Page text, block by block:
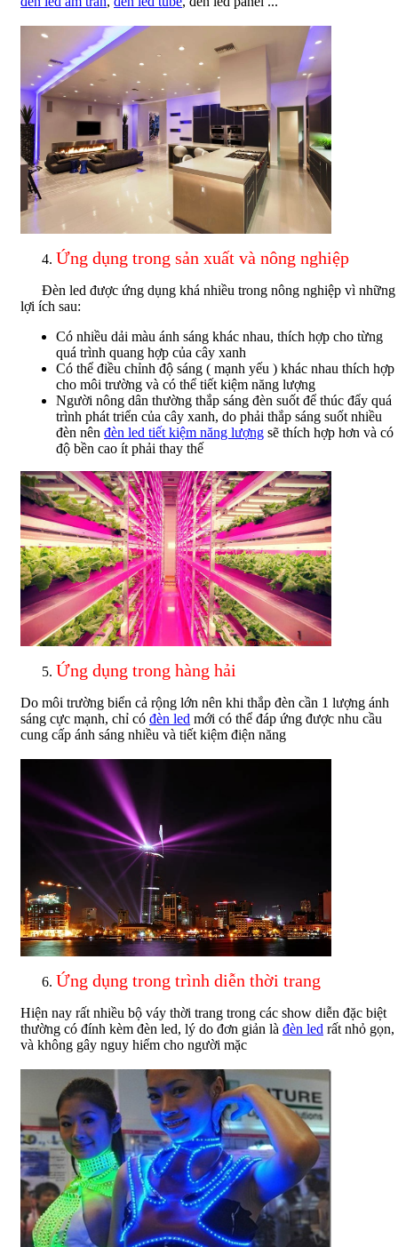
Ứng dụng trong sản xuất và nông nghiệp
Đèn led được ứng dụng khá nhiều trong nông nghiệp vì những
lợi ích sau:
Có nhiều dải màu ánh sáng khác nhau, thích hợp cho từng
quá trình quang hợp của cây xanh
Có thể điều chỉnh độ sáng ( mạnh yếu ) khác nhau thích hợp
cho môi trường và có thể tiết kiệm năng lượng
Người nông dân thường thắp sáng đèn suốt để thúc đẩy quá
trình phát triển của cây xanh, do phải thắp sáng suốt nhiều
đèn nên đèn led tiết kiệm năng lượng sẽ thích hợp hơn và có
độ bền cao ít phải thay thế
Ứng dụng trong hàng hải
Do môi trường biển cả rộng lớn nên khi thắp đèn cần 1 lượng ánh
sáng cực mạnh, chỉ có đèn led mới có thể đáp ứng được nhu cầu
cung cấp ánh sáng nhiều và tiết kiệm điện năng
Ứng dụng trong trình diễn thời trang
Hiện nay rất nhiều bộ váy thời trang trong các show diễn đặc biệt
thường có đính kèm đèn led, lý do đơn giản là đèn led rất nhỏ gọn,
và không gây nguy hiểm cho người mặc